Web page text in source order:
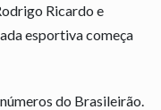
Ricardo e
esportiva começa
do Brasileirão.